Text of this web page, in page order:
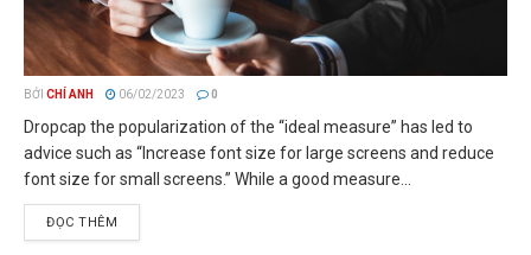
BỞI CHÍ ANH 06/02/2023 0
Dropcap the popularization of the “ideal measure” has led to
advice such as “Increase font size for large screens and reduce
font size for small screens.” While a good measure...
ĐỌC THÊM